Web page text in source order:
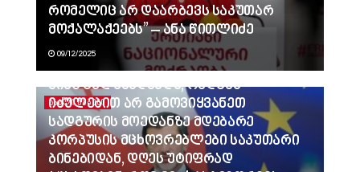
რომელიც არ დაარბევს საკუთარ
მოქალაქეებს” – ანა წითლიძე
09/12/2025
ᲐᲮᲐᲚᲘ ᲐᲛᲑᲔᲑᲘ
ვინც გვლანძღავდა, რადგან
იძულებით არ გამოვიყვანეთ
სადგურის მოედანზე მდებარე
კორპუსის მცხოვრებლები საკუთარი
ბინებიდან, დღეს უტიფრად